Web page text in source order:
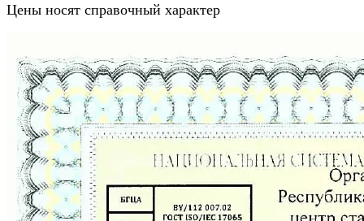
Цены носят справочный характер